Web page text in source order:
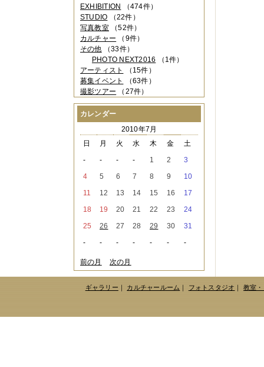
2022年07月（3件）
2022年05月（4件）
2022年04月（2件）
2022年03月
（5件）
2022年02月（3件）
2022年01月（3件）
2021年12月（2件）
2021年11月（3件）
2021年10月
（1件）
2021年08月
2021年07月（1件）
（3件）
2021年05月（2件）
2021年02月 （1件）
2020年12月（3件）
2020年11月（6件）
2020年09月 （5件）
2020年06月（2件）
2020年04月（4件）
2020年03月（9件）
2020年02月（3件）
2020年01月（5件）
2019年12月（3件）
EXHIBITION （474件）
STUDIO （22件）
写真教室（52件）
カルチャー （9件）
その他 （33件）
PHOTO NEXT2016 （1件）
アーティスト
（15件）
募集イベント
（63件）
撮影ツアー （27件）
カレンダー
2010年7月
日
月 火 水 木 金
土
-
- - - 1 2
3
4
5 6 7 8 9
10
11
12 13 14 15 16
17
18
19 20 21 22 23
24
25
26 27 28 29 30
31
-
- - - - - -
前の月 次の月
ギャラリー｜ カルチャールーム｜ フォトスタジオ｜ 教室